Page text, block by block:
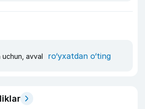
avval ro‘yxatdan o‘ting